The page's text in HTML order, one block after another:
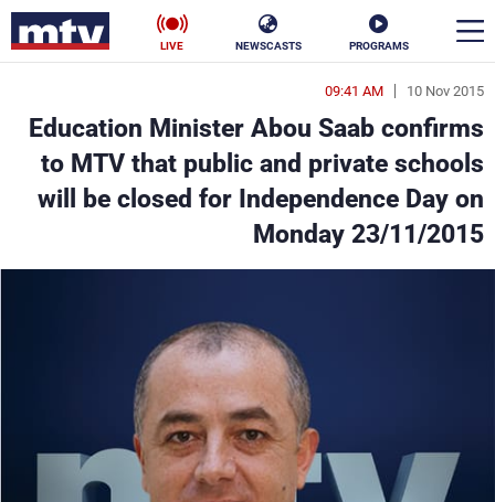
PROGRAMS
NEWSCASTS
LIVE
10 Nov 2015
09:41 AM
Education Minister Abou Saab confirms
to MTV that public and private schools
will be closed for Independence Day on
Monday 23/11/2015
en
الأخبار
سياسة ناس
البرامج
جدول البرامج